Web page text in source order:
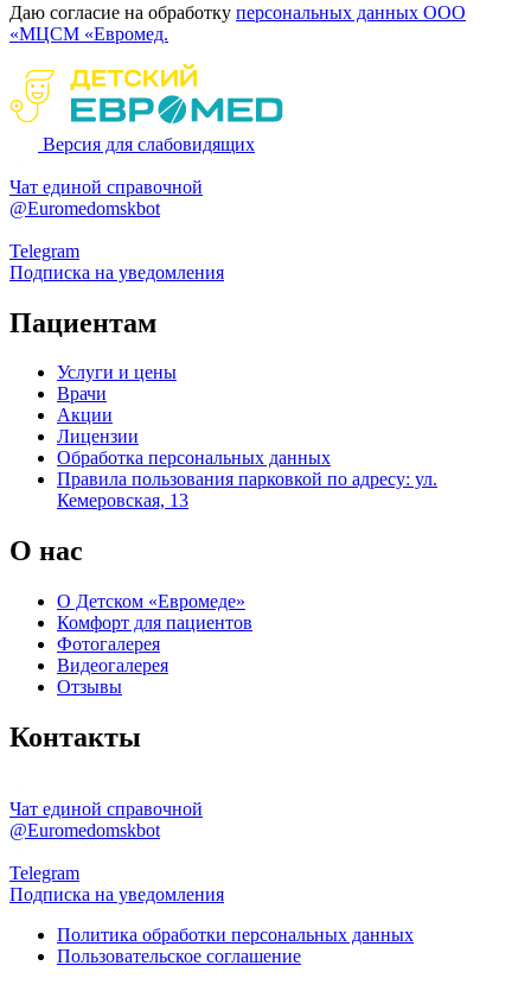
Даю согласие на обработку персональных данных ООО
«МЦСМ «Евромед.
Версия для слабовидящих
Чат единой справочной
@Euromedomskbot
Telegram
Подписка на уведомления
Пациентам
Услуги и цены
Врачи
Акции
Лицензии
Обработка персональных данных
Правила пользования парковкой по адресу: ул.
Кемеровская, 13
О нас
О Детском «Евромеде»
Комфорт для пациентов
Фотогалерея
Видеогалерея
Отзывы
Контакты
Чат единой справочной
@Euromedomskbot
Telegram
Подписка на уведомления
Политика обработки персональных данных
Пользовательское соглашение